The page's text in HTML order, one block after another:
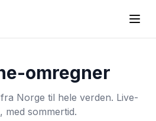
omregner
Norge til hele verden. Live-
med sommertid.